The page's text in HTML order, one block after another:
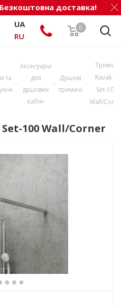
доставка!
0
UA
RU
та
-
Аксесуари
для
душових
кабін
-
Душові
тримачі
-
Тримач
Ravak W
Set-100
Wall/
100 Wall/Corner